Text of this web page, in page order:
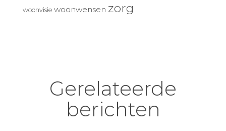
woonvisie woonwensen zorg
Gerelateerde
berichten